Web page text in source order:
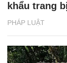
PHÁP LUẬT
khẩu trang